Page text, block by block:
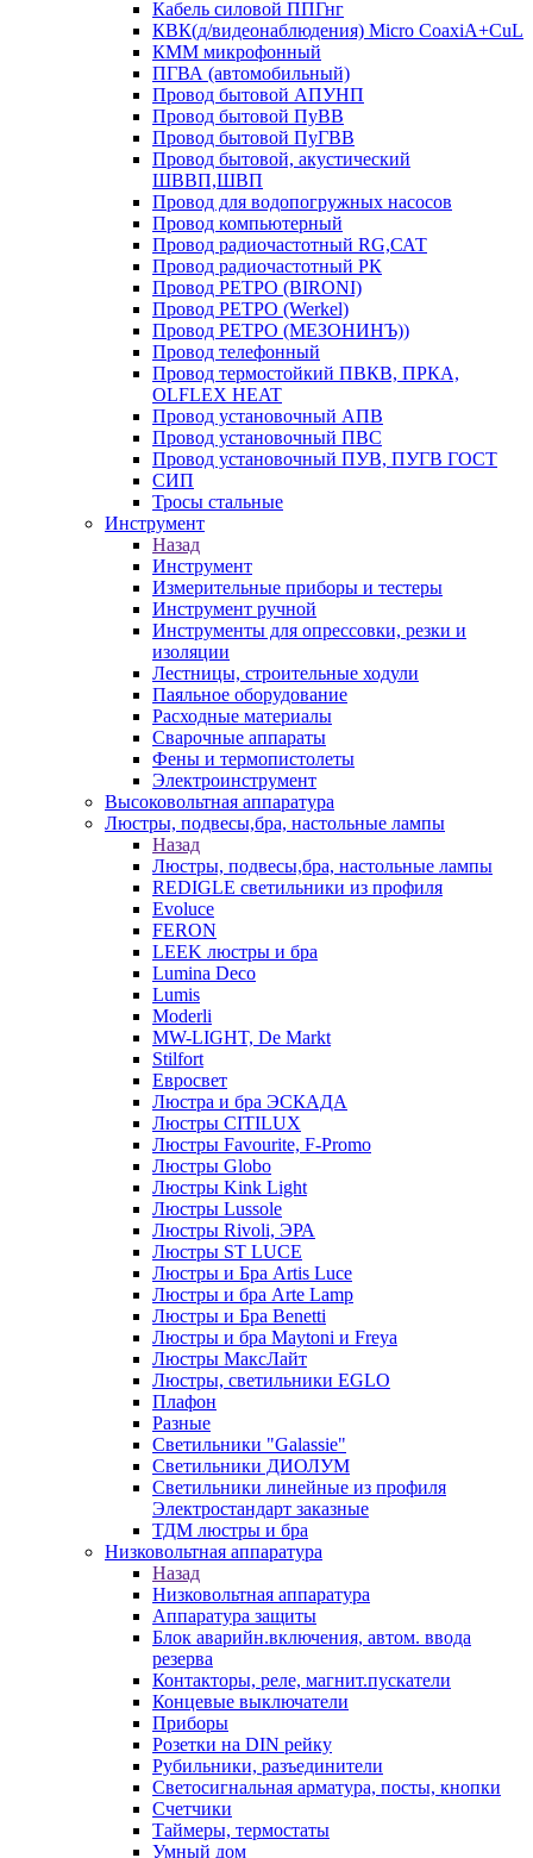
Кабель силовой ППГнг
КВК(д/видеонаблюдения) Micro CoaxiA+CuL
КММ микрофонный
ПГВА (автомобильный)
Провод бытовой АПУНП
Провод бытовой ПуВВ
Провод бытовой ПуГВВ
Провод бытовой, акустический
ШВВП,ШВП
Провод для водопогружных насосов
Провод компьютерный
Провод радиочастотный RG,САТ
Провод радиочастотный РК
Провод РЕТРО (BIRONI)
Провод РЕТРО (Werkel)
Провод РЕТРО (МЕЗОНИНЪ))
Провод телефонный
Провод термостойкий ПВКВ, ПРКА,
OLFLEX HEAT
Провод установочный АПВ
Провод установочный ПВС
Провод установочный ПУВ, ПУГВ ГОСТ
СИП
Тросы стальные
Инструмент
Назад
Инструмент
Измерительные приборы и тестеры
Инструмент ручной
Инструменты для опрессовки, резки и
изоляции
Лестницы, строительные ходули
Паяльное оборудование
Расходные материалы
Сварочные аппараты
Фены и термопистолеты
Электроинструмент
Высоковольтная аппаратура
Люстры, подвесы,бра, настольные лампы
Назад
Люстры, подвесы,бра, настольные лампы
REDIGLE светильники из профиля
Evoluce
FERON
LEEK люстры и бра
Lumina Deco
Lumis
Moderli
MW-LIGHT, De Markt
Stilfort
Евросвет
Люстра и бра ЭСКАДА
Люстры CITILUX
Люстры Favourite, F-Promo
Люстры Globo
Люстры Kink Light
Люстры Lussole
Люстры Rivoli, ЭРА
Люстры ST LUCE
Люстры и Бра Artis Luce
Люстры и бра Arte Lamp
Люстры и Бра Benetti
Люстры и бра Maytoni и Freya
Люстры МаксЛайт
Люстры, светильники EGLO
Плафон
Разные
Светильники "Galassie"
Светильники ДИОЛУМ
Светильники линейные из профиля
Электростандарт заказные
ТДМ люстры и бра
Низковольтная аппаратура
Назад
Низковольтная аппаратура
Аппаратура защиты
Блок аварийн.включения, автом. ввода
резерва
Контакторы, реле, магнит.пускатели
Концевые выключатели
Приборы
Розетки на DIN рейку
Рубильники, разъединители
Светосигнальная арматура, посты, кнопки
Счетчики
Таймеры, термостаты
Умный дом